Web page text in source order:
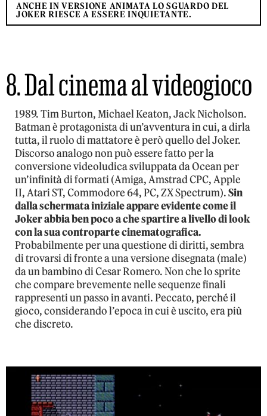
ANCHE IN VERSIONE ANIMATA LO SGUARDO DEL
JOKER RIESCE A ESSERE INQUIETANTE.
8. Dal cinema al videogioco
1989. Tim Burton, Michael Keaton, Jack Nicholson.
Batman è protagonista di un’avventura in cui, a dirla
tutta, il ruolo di mattatore è però quello del Joker.
Discorso analogo non può essere fatto per la
conversione videoludica sviluppata da Ocean per
un’infinità di formati (Amiga, Amstrad CPC, Apple
II, Atari ST, Commodore 64, PC, ZX Spectrum).Sin
dalla schermata iniziale appare evidente come il
Joker abbia ben poco a che spartire a livello di look
con la sua controparte cinematografica.
Probabilmente per una questione di diritti, sembra
di trovarsi di fronte a una versione disegnata (male)
da un bambino di Cesar Romero. Non che lo sprite
che compare brevemente nelle sequenze finali
rappresenti un passo in avanti. Peccato, perché il
gioco, considerando l’epoca in cui è uscito, era più
che discreto.